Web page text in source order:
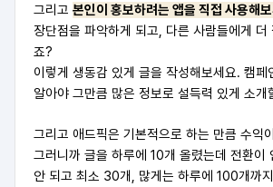
그리고 본인이 홍보하려는 앱을 직접 사용해
장단점을 파악하게 되고, 다른 사람들에게 더
죠?
이렇게 생동감 있게 글을 작성해보세요. 캠페
알아야 그만큼 많은 정보로 설득력 있게 소개
그리고 애드픽은 기본적으로 하는 만큼 수익
그러니까 글을 하루에 10개 올렸는데 전환이
안 되고 최소 30개, 많게는 하루에 100개까